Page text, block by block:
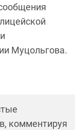
Муцольгова.
комментируя